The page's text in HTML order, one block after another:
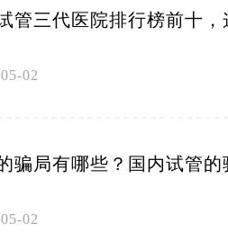
管三代医院排行榜前十
02
骗局有哪些？国内试管的
02